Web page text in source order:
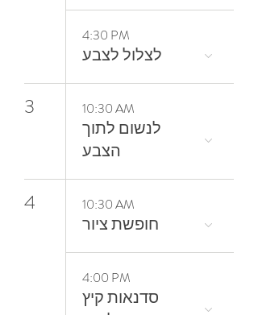
4:30 PM
3 10:30 AM
‬הצבע
4 10:30 AM
חופשת ציור
4:00 PM
סדנאות קיץ